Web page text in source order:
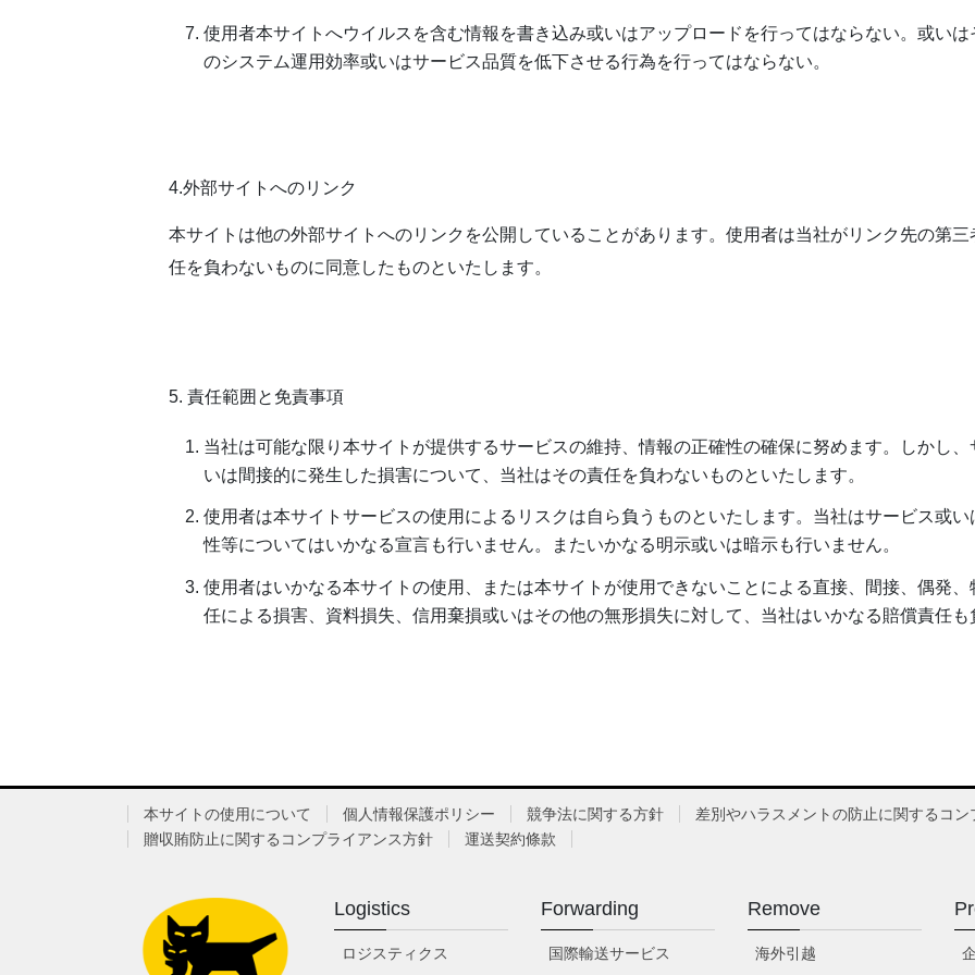
使用者本サイトへウイルスを含む情報を書き込み或いはアップロードを行ってはならない。或い
のシステム運用効率或いはサービス品質を低下させる行為を行ってはならない。
4.外部サイトへのリンク
本サイトは他の外部サイトへのリンクを公開していることがあります。使用者は当社がリンク先の第
任を負わないものに同意したものといたします。
5. 責任範囲と免責事項
当社は可能な限り本サイトが提供するサービスの維持、情報の正確性の確保に努めます。しかし
いは間接的に発生した損害について、当社はその責任を負わないものといたします。
使用者は本サイトサービスの使用によるリスクは自ら負うものといたします。当社はサービス或
性等についてはいかなる宣言も行いません。またいかなる明示或いは暗示も行いません。
使用者はいかなる本サイトの使用、または本サイトが使用できないことによる直接、間接、偶発
任による損害、資料損失、信用棄損或いはその他の無形損失に対して、当社はいかなる賠償責任
本サイトの使用について 個人情報保護ポリシー 競争法に関する方針
差別やハラスメントの防止に関するコ
贈収賄防止に関するコンプライアンス方針
運送契約條款
Logistics
ロジスティクス
Forwarding
国際輸送サービス
Remove
海外引越